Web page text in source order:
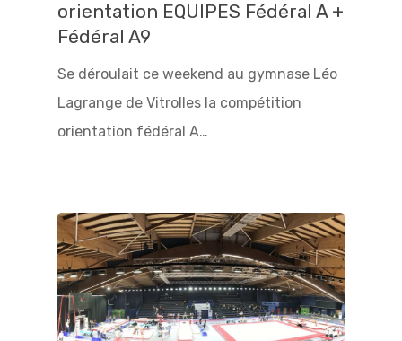
orientation EQUIPES Fédéral A +
Fédéral A9
Se déroulait ce weekend au gymnase Léo
Lagrange de Vitrolles la compétition
orientation fédéral A…